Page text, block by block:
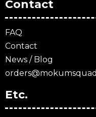
Contact
FAQ
Contact
News / Blog
Etc.